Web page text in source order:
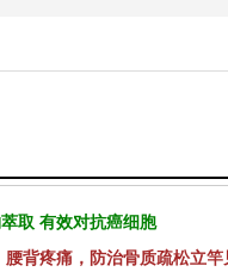
取 有效对抗癌细胞
背疼痛，防治骨质疏松立竿